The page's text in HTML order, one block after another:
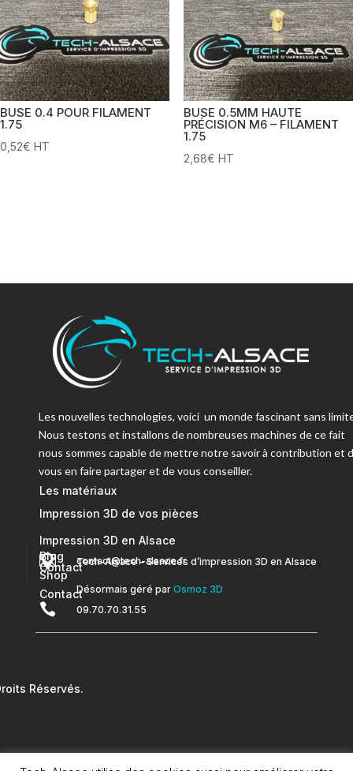
BUSE 0.4 POUR FILAMENT
1.75
0,52€ HT
BUSE 0.5MM HAUTE
PRÉCISION M6 – FILAMENT
1.75
2,68€ HT
Les nouvelles technologies, voici un monde fascinant sans
Nous testons et installons de nombreuses machines de ce fait
nous sommes capable de mettre notre savoir à contribution et
vous en faire partager et de vous conseiller.
Les matériaux
Impression 3D de vos pièces
Impression 3D en Alsace
Contact
Blog
Shop
Contact
 contact@tech-alsace.fr
 Tech-Alsace – Services d’impression 3D en Alsace
Désormais géré par Osmoz 3D
 09.70.70.31.55
Réservés.